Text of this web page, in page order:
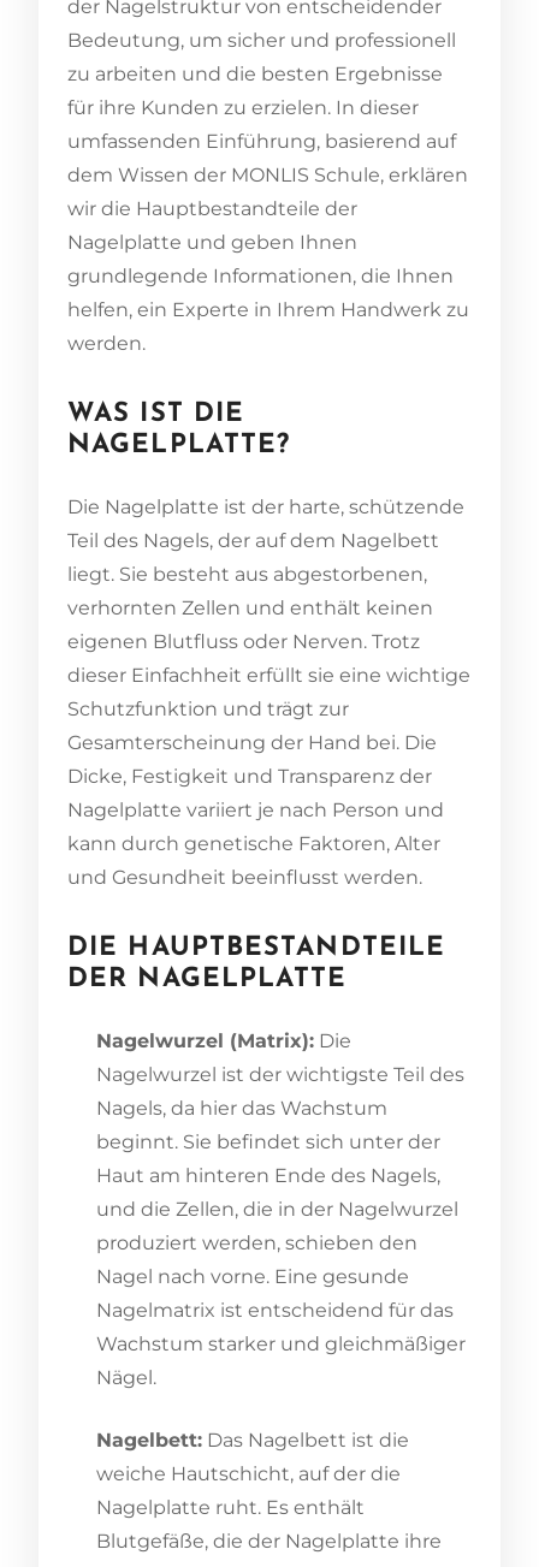
der Nagelstruktur von entscheidender
Bedeutung, um sicher und professionell
zu arbeiten und die besten Ergebnisse
für ihre Kunden zu erzielen. In dieser
umfassenden Einführung, basierend auf
dem Wissen der MONLIS Schule, erklären
wir die Hauptbestandteile der
Nagelplatte und geben Ihnen
grundlegende Informationen, die Ihnen
helfen, ein Experte in Ihrem Handwerk zu
werden.
WAS IST DIE
NAGELPLATTE?
Die Nagelplatte ist der harte, schützende
Teil des Nagels, der auf dem Nagelbett
liegt. Sie besteht aus abgestorbenen,
verhornten Zellen und enthält keinen
eigenen Blutfluss oder Nerven. Trotz
dieser Einfachheit erfüllt sie eine wichtige
Schutzfunktion und trägt zur
Gesamterscheinung der Hand bei. Die
Dicke, Festigkeit und Transparenz der
Nagelplatte variiert je nach Person und
kann durch genetische Faktoren, Alter
und Gesundheit beeinflusst werden.
DIE HAUPTBESTANDTEILE
DER NAGELPLATTE
Nagelwurzel (Matrix): Die
Nagelwurzel ist der wichtigste Teil des
Nagels, da hier das Wachstum
beginnt. Sie befindet sich unter der
Haut am hinteren Ende des Nagels,
und die Zellen, die in der Nagelwurzel
produziert werden, schieben den
Nagel nach vorne. Eine gesunde
Nagelmatrix ist entscheidend für das
Wachstum starker und gleichmäßiger
Nägel.
Nagelbett: Das Nagelbett ist die
weiche Hautschicht, auf der die
Nagelplatte ruht. Es enthält
Blutgefäße, die der Nagelplatte ihre